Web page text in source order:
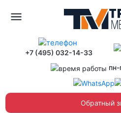
+7 (495) 032-14-33
Обратный